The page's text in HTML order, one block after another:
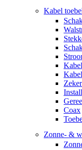
Kabel
Coax
Zonne- &